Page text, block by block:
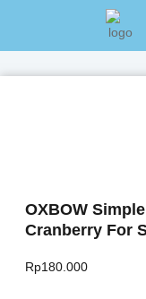
OXBOW
Cranberry For
Rp180.000